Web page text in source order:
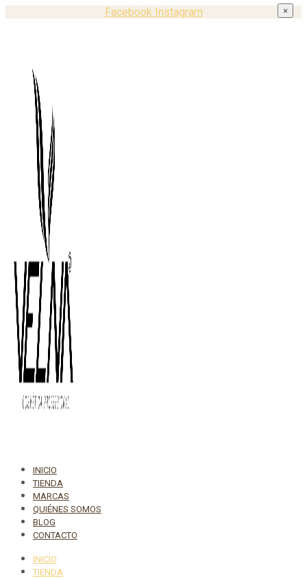
Facebook Instagram
INICIO
TIENDA
MARCAS
QUIÉNES SOMOS
BLOG
CONTACTO
INICIO
TIENDA
×